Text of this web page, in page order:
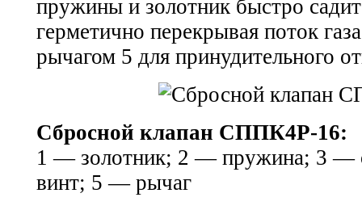
пружины и золотник быстро
герметично перекрывая поток
рычагом 5 для принудительного
Сбросной клапан СППК4Р-16:
1 — золотник; 2 — пружина; 3 —
винт; 5 — рычаг